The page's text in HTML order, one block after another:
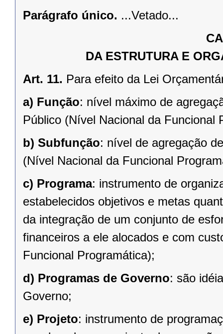
Parágrafo único. ...Vetado...
DA ESTRUTURA E
Art. 11. Para efeito da Lei
a) Função: nível máximo de
Público (Nível Nacional da Funcional
b) Subfunção: nível de agregação
(Nível Nacional da Funcional
c) Programa: instrumento de
estabelecidos objetivos e metas
da integração de um conjunto de
financeiros a ele alocados e com
Funcional Programática);
d) Programas de Governo: são
Governo;
e) Projeto: instrumento de